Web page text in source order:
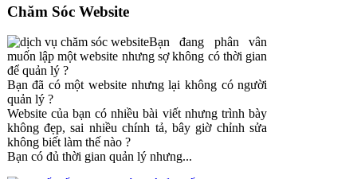
Chăm Sóc Website
Bạn đang phân vân
muốn lập một website nhưng sợ không có thời gian
để quản lý ?
Bạn đã có một website nhưng lại không có người
quản lý ?
Website của bạn có nhiều bài viết nhưng trình bày
không đẹp, sai nhiều chính tả, bây giờ chỉnh sửa
không biết làm thế nào ?
Bạn có đủ thời gian quản lý nhưng...